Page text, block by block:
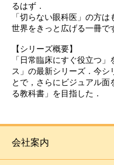
るはず．
「切らない眼科医」の方
世界をきっと広げる一冊で
【シリーズ概要】
「日常臨床にすぐ役立つ
ス」の最新シリーズ．今シ
とで，さらにビジュアル面
る教科書」を目指した．
会社案内